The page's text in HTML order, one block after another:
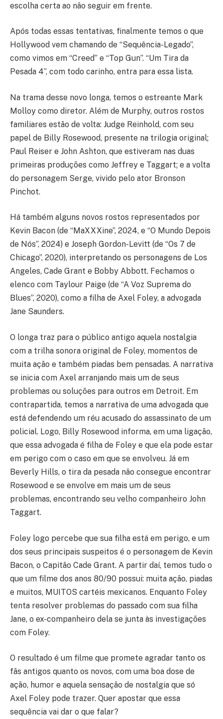
escolha certa ao não seguir em frente.
Após todas essas tentativas, finalmente temos o que
Hollywood vem chamando de “Sequência-Legado”,
como vimos em “Creed” e “Top Gun”. “Um Tira da
Pesada 4”, com todo carinho, entra para essa lista.
Na trama desse novo longa, temos o estreante Mark
Molloy como diretor. Além de Murphy, outros rostos
familiares estão de volta: Judge Reinhold, com seu
papel de Billy Rosewood, presente na trilogia original;
Paul Reiser e John Ashton, que estiveram nas duas
primeiras produções como Jeffrey e Taggart; e a volta
do personagem Serge, vivido pelo ator Bronson
Pinchot.
Há também alguns novos rostos representados por
Kevin Bacon (de “MaXXXine”, 2024, e “O Mundo Depois
de Nós”, 2024) e Joseph Gordon-Levitt (de “Os 7 de
Chicago”, 2020), interpretando os personagens de Los
Angeles, Cade Grant e Bobby Abbott. Fechamos o
elenco com Taylour Paige (de “A Voz Suprema do
Blues”, 2020), como a filha de Axel Foley, a advogada
Jane Saunders.
O longa traz para o público antigo aquela nostalgia
com a trilha sonora original de Foley, momentos de
muita ação e também piadas bem pensadas. A narrativa
se inicia com Axel arranjando mais um de seus
problemas ou soluções para outros em Detroit. Em
contrapartida, temos a narrativa de uma advogada que
está defendendo um réu acusado do assassinato de um
policial. Logo, Billy Rosewood informa, em uma ligação,
que essa advogada é filha de Foley e que ela pode estar
em perigo com o caso em que se envolveu. Já em
Beverly Hills, o tira da pesada não consegue encontrar
Rosewood e se envolve em mais um de seus
problemas, encontrando seu velho companheiro John
Taggart.
Foley logo percebe que sua filha está em perigo, e um
dos seus principais suspeitos é o personagem de Kevin
Bacon, o Capitão Cade Grant. A partir daí, temos tudo o
que um filme dos anos 80/90 possui: muita ação, piadas
e muitos, MUITOS cartéis mexicanos. Enquanto Foley
tenta resolver problemas do passado com sua filha
Jane, o ex-companheiro dela se junta às investigações
com Foley.
O resultado é um filme que promete agradar tanto os
fãs antigos quanto os novos, com uma boa dose de
ação, humor e aquela sensação de nostalgia que só
Axel Foley pode trazer. Quer apostar que essa
sequência vai dar o que falar?